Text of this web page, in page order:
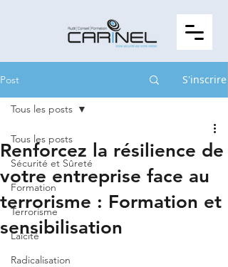
Post S'inscrire
Tous les posts
Sécurité et Sûreté
Formation
Terrorisme
Laïcité
Radicalisation
Tous les posts
Renforcez la résilience de
votre entreprise face au
terrorisme : Formation et
sensibilisation